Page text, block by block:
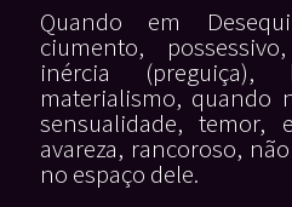
Quando em
ciumento,
inércia
materialismo, quando
sensualidade, temor,
avareza, rancoroso,
no espaço dele.